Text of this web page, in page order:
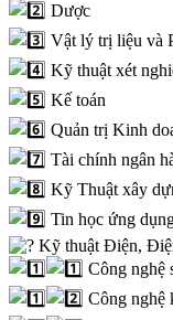
Dược
Vật lý trị liệu và
Kỹ thuật xét
Kế toán
Quản trị Kinh
Tài chính ngân
Kỹ Thuật xây
Tin học ứng
Kỹ thuật Điện,
Công nghệ
Công nghệ